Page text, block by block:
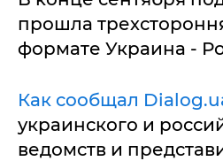
прошла
формате Украина -
Как сообщал
украинского и
ведомств и